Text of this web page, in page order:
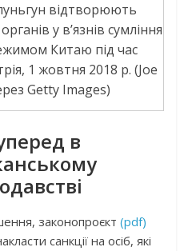
відтворюють
у в’язнів сумління
Китаю під час
1 жовтня 2018 р. (Joe
Getty Images)
в
законопроєкт (pdf)
санкції на осіб, які